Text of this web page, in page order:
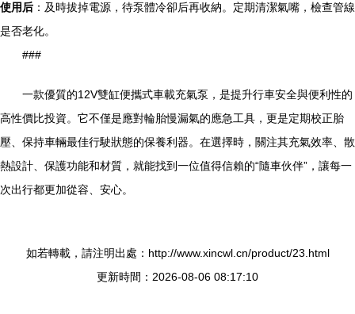
使用后 ：及時拔掉電源，待泵體冷卻后再收納。定期清潔氣嘴，檢查管線
是否老化。
###
一款優質的12V雙缸便攜式車載充氣泵，是提升行車安全與便利性的
高性價比投資。它不僅是應對輪胎慢漏氣的應急工具，更是定期校正胎
壓、保持車輛最佳行駛狀態的保養利器。在選擇時，關注其充氣效率、散
熱設計、保護功能和材質，就能找到一位值得信賴的“隨車伙伴”，讓每一
次出行都更加從容、安心。
如若轉載，請注明出處：http://www.xincwl.cn/product/23.html
更新時間：2026-08-06 08:17:10